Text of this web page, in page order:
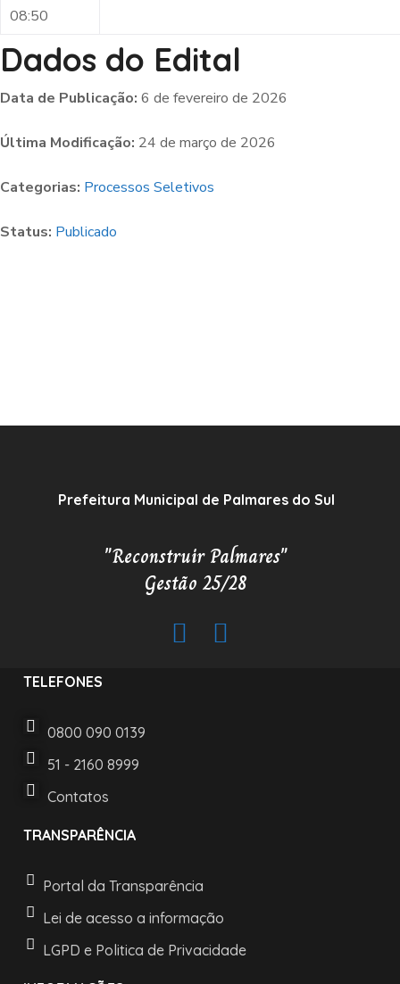
08:50
Dados do Edital
Data de Publicação: 6 de fevereiro de 2026
Última Modificação: 24 de março de 2026
Categorias: Processos Seletivos
Status: Publicado
Prefeitura Municipal de Palmares do Sul
"Reconstruir Palmares"
Gestão 25/28
TELEFONES
0800 090 0139
51 - 2160 8999
Contatos
TRANSPARÊNCIA
Portal da Transparência
Lei de acesso a informação
LGPD e Politica de Privacidade